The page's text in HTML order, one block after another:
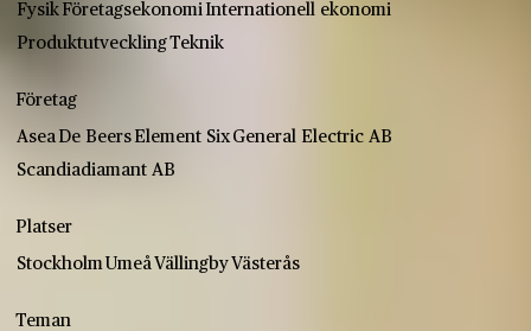
Fysik Företagsekonomi Internationell ekonomi
ProduktutvecklingTeknik
Företag
Asea De Beers Element Six General Electric AB
Scandiadiamant AB
Platser
Stockholm Umeå VällingbyVästerås
Teman